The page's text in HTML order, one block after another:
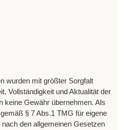
wurden mit größter Sorgfalt
Vollständigkeit und Aktualität der
keine Gewähr übernehmen. Als
§ 7 Abs.1 TMG für eigene
den allgemeinen Gesetzen